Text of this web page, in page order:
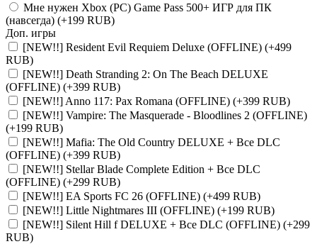
Мне нужен Xbox (PC) Game Pass 500+ ИГР для ПК
(навсегда) (+199 RUB)
Доп. игры
[NEW!!] Resident Evil Requiem Deluxe (OFFLINE) (+499
RUB)
[NEW!!] Death Stranding 2: On The Beach DELUXE
(OFFLINE) (+399 RUB)
[NEW!!] Anno 117: Pax Romana (OFFLINE) (+399 RUB)
[NEW!!] Vampire: The Masquerade - Bloodlines 2 (OFFLINE)
(+199 RUB)
[NEW!!] Mafia: The Old Country DELUXE + Все DLC
(OFFLINE) (+399 RUB)
[NEW!!] Stellar Blade Complete Edition + Все DLC
(OFFLINE) (+299 RUB)
[NEW!!] EA Sports FC 26 (OFFLINE) (+499 RUB)
[NEW!!] Little Nightmares III (OFFLINE) (+199 RUB)
[NEW!!] Silent Hill f DELUXE + Все DLC (OFFLINE) (+299
RUB)